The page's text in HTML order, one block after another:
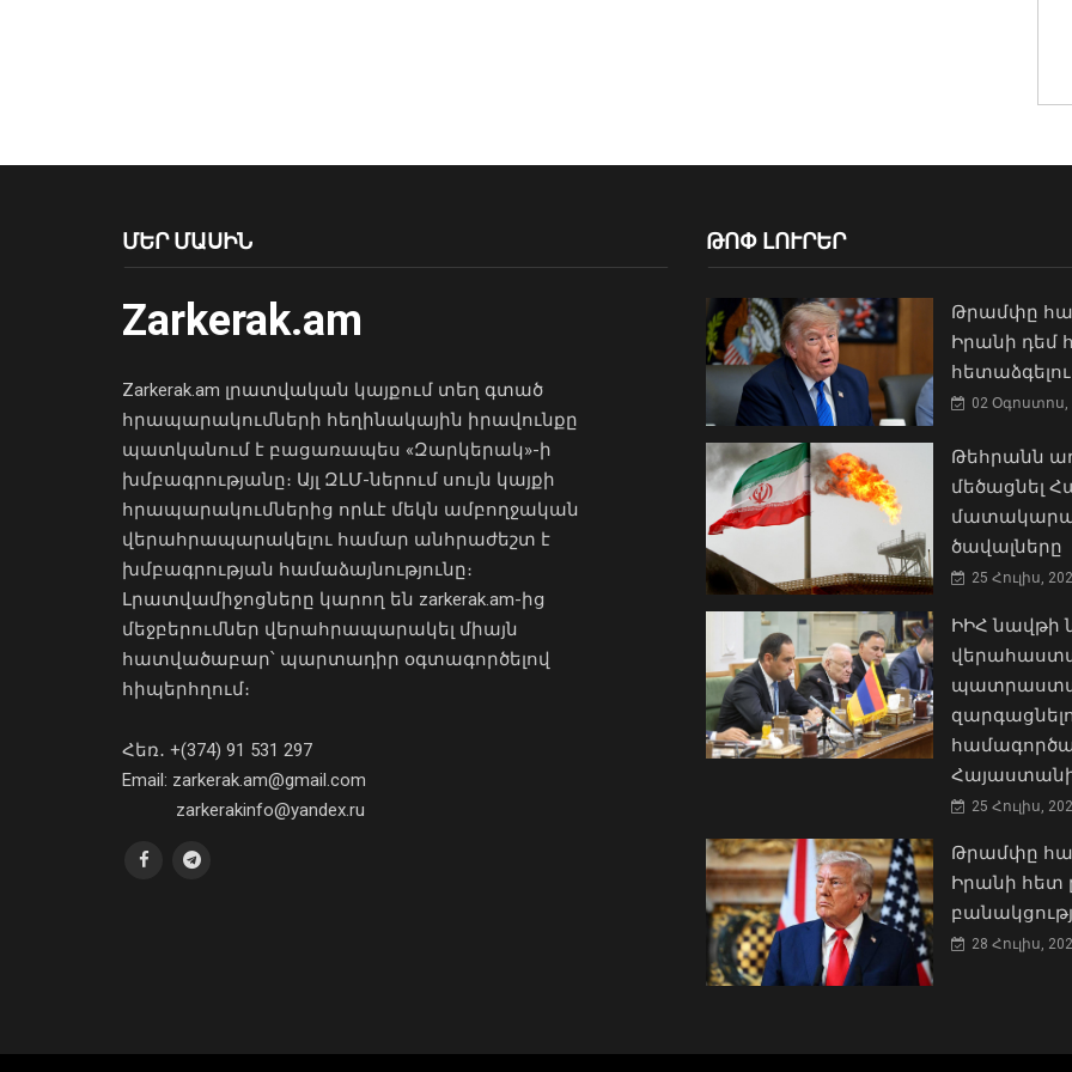
ՄԵՐ ՄԱՍԻՆ
Zarkerak.am
Zarkerak.am լրատվական կայքում տեղ գտած
հրապարակումների հեղինակային իրավունքը
պատկանում է բացառապես «Զարկերակ»-ի
խմբագրությանը։ Այլ ԶԼՄ-ներում սույն կայքի
հրապարակումներից որևէ մեկն ամբողջական
վերահրապարակելու համար անհրաժեշտ է
խմբագրության համաձայնությունը։
Լրատվամիջոցները կարող են zarkerak.am-ից
մեջբերումներ վերահրապարակել միայն
հատվածաբար՝ պարտադիր օգտագործելով
հիպերհղում։
Հեռ․ +(374) 91 531 297
Email: zarkerak.am@gmail.com
zarkerakinfo@yandex.ru
ԹՈՓ ԼՈՒՐԵՐ
Թրամփը
Իրանի դեմ
02 Օգոստոս,
Թեհրանն
մեծացնել
ծավալները
25 Հուլիս,
ԻԻՀ
25 Հուլիս,
Թրամփը
Իրանի հետ
28 Հուլիս,